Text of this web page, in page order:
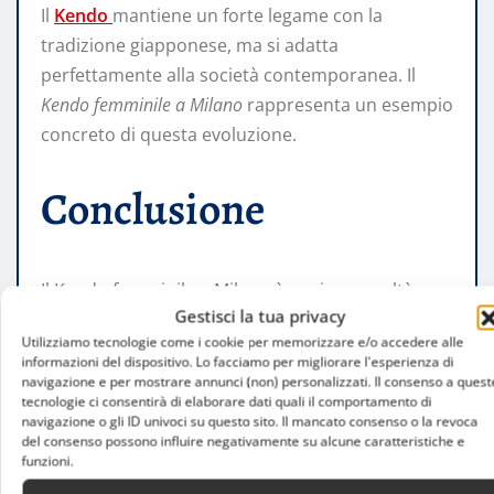
Gestisci la tua privacy
Utilizziamo tecnologie come i cookie per memorizzare e/o accedere alle
informazioni del dispositivo. Lo facciamo per migliorare l'esperienza di
navigazione e per mostrare annunci (non) personalizzati. Il consenso a
tecnologie ci consentirà di elaborare dati quali il comportamento di
navigazione o gli ID univoci su questo sito. Il mancato consenso o la revoca
del consenso possono influire negativamente su alcune caratteristiche e
funzioni.
Il Kendo mantiene un forte legame con la
tradizione giapponese, ma si adatta
perfettamente alla società contemporanea. Il
Kendo femminile a Milano rappresenta un esempio
concreto di questa evoluzione.
Conclusione
Il Kendo femminile a Milano è oggi una realtà
solida e in espansione. Grazie a un approccio
inclusivo, a benefici concreti per corpo e mente e
a una comunità attiva, questa disciplina continua
ad attrarre un numero crescente di praticanti.
Scegliere il Kendo significa intraprendere un